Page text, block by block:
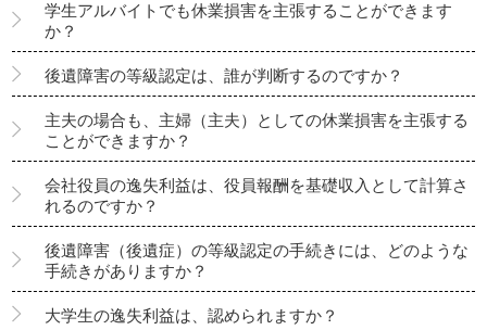
学生アルバイトでも休業損害を主張することができます
か？
後遺障害の等級認定は、誰が判断するのですか？
主夫の場合も、主婦（主夫）としての休業損害を主張する
ことができますか？
会社役員の逸失利益は、役員報酬を基礎収入として計算さ
れるのですか？
後遺障害（後遺症）の等級認定の手続きには、どのような
手続きがありますか？
大学生の逸失利益は、認められますか？